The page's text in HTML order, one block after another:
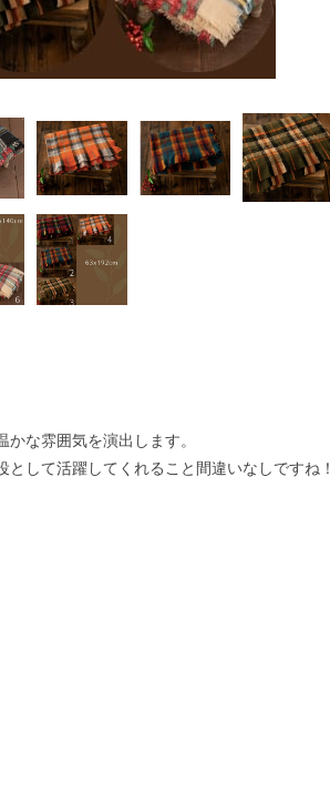
な雰囲気を演出します。
して活躍してくれること間違いなしですね！